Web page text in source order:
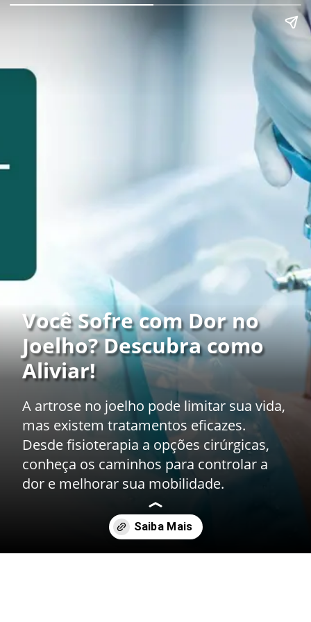
Você Sofre com Dor no
Joelho? Descubra como
Aliviar!
A artrose no joelho pode limitar sua vida,
mas existem tratamentos eficazes.
Desde fisioterapia a opções cirúrgicas,
conheça os caminhos para controlar a
dor e melhorar sua mobilidade.